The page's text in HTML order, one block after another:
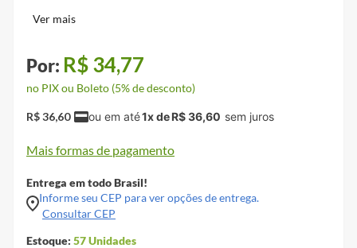
R$34,77
no PIX ou Boleto (5% de desconto)
R$36,60 1x deR$36,60
Mais formas de pagamento
Entrega em todo Brasil!
Informe seu CEP para ver opções de entrega.
Consultar CEP
Estoque: 57Unidades